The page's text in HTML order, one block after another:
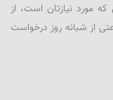
مورد نیازتان است، از
از شبانه روز درخواست